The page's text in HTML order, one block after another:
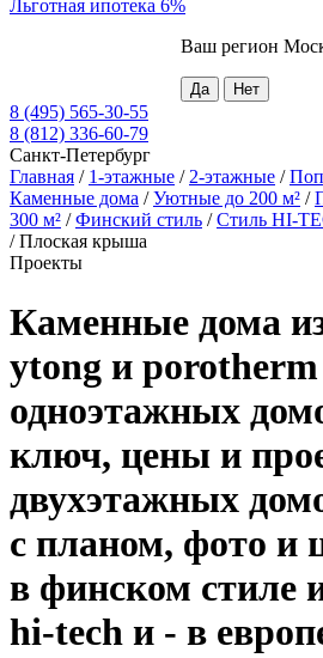
Льготная ипотека 6%
Ваш регион
8 (495) 565-30-55
8 (812) 336-60-79
Санкт-Петербург
Главная / 1-этажные / 2-этажные /
Каменные дома /Уютные до 200 м² /
300 м² /Финский стиль /Стиль HI-
/Плоская крыша
Проекты
Каменные дома
ytong и
одноэтажных
ключ, цены и
двухэтажных
с планом, фото и
в финском стиле
hi-tech и - в